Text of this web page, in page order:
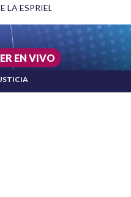
LA ESPRIELLA Y DMG
EN VIVO